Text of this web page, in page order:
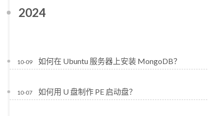
2024
10-09 如何在 Ubuntu 服务器上安装 MongoDB？
10-07 如何用 U 盘制作 PE 启动盘？